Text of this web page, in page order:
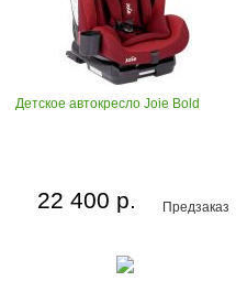
Детское автокресло Joie Bold
Предзаказ
22 400 р.